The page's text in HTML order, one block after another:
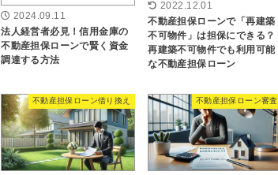
2024.09.11
法人経営者必見！信用金庫の
不動産担保ローンで賢く資金
調達する方法
2022.12.01
不動産担保ローンで「再建築
不可物件」は担保にできる？
再建築不可物件でも利用可能
な不動産担保ローン
不動産担保ローン借り換え 不動産担保ローン審査